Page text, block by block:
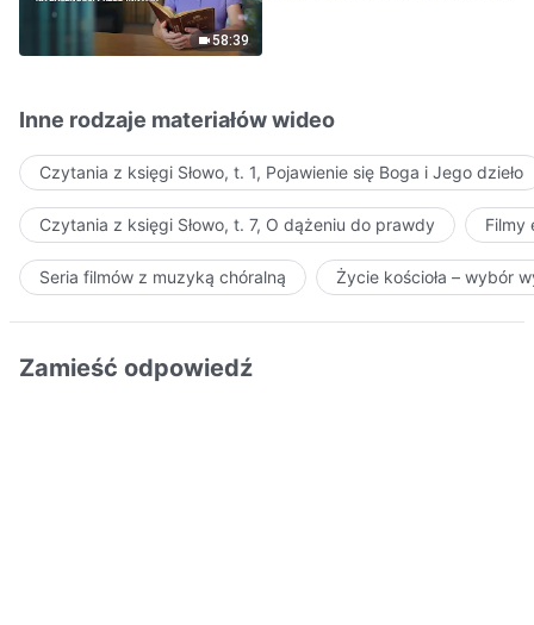
58:39
Inne rodzaje materiałów wideo
Czytania z księgi Słowo, t. 1, Pojawienie się Boga i Jego dzieło
Czytania z księgi Słowo, t. 7, O dążeniu do prawdy Filmy
Seria filmów z muzyką chóralną Życie kościoła – wybór
Zamieść odpowiedź